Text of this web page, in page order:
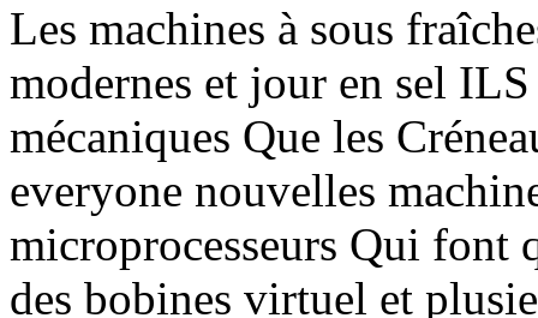
Les machines à sous
modernes et jour en sel
mécaniques Que les
everyone nouvelles
microprocesseurs Qui font
des bobines virtuel et